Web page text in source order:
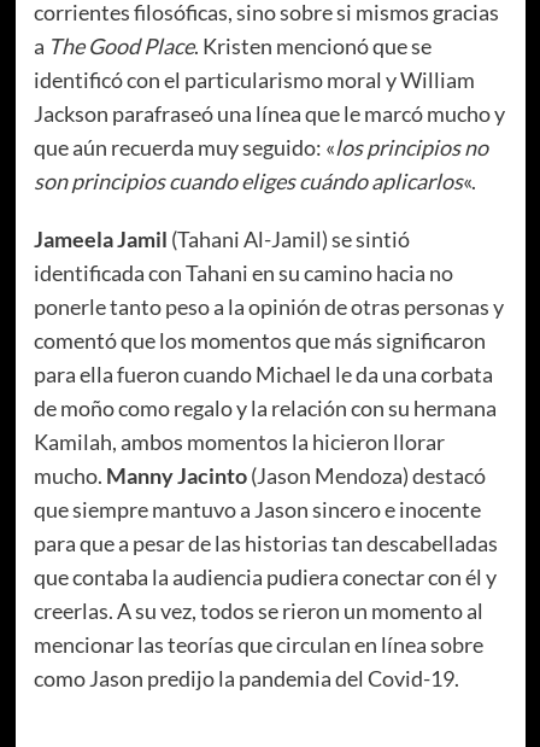
corrientes filosóficas, sino sobre si mismos gracias
a The Good Place. Kristen mencionó que se
identificó con el particularismo moral y William
Jackson parafraseó una línea que le marcó mucho y
que aún recuerda muy seguido: «los principios no
son principios cuando eliges cuándo aplicarlos«.
Jameela Jamil (Tahani Al-Jamil) se sintió
identificada con Tahani en su camino hacia no
ponerle tanto peso a la opinión de otras personas y
comentó que los momentos que más significaron
para ella fueron cuando Michael le da una corbata
de moño como regalo y la relación con su hermana
Kamilah, ambos momentos la hicieron llorar
mucho. Manny Jacinto(Jason Mendoza) destacó
que siempre mantuvo a Jason sincero e inocente
para que a pesar de las historias tan descabelladas
que contaba la audiencia pudiera conectar con él y
creerlas. A su vez, todos se rieron un momento al
mencionar las teorías que circulan en línea sobre
como Jason predijo la pandemia del Covid-19.